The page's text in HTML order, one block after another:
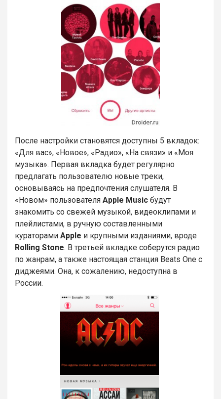
После настройки становятся доступны 5 вкладок:
«Для вас», «Новое», «Радио», «На связи» и «Моя
музыка». Первая вкладка будет регулярно
предлагать пользователю новые треки,
основываясь на предпочтения слушателя. В
«Новом» пользователя Apple Music будут
знакомить со свежей музыкой, видеоклипами и
плейлистами, в ручную составленными
кураторами Apple и крупными изданиями, вроде
Rolling Stone. В третьей вкладке соберутся радио
по жанрам, а также настоящая станция Beats One с
диджеями. Она, к сожалению, недоступна в
России.